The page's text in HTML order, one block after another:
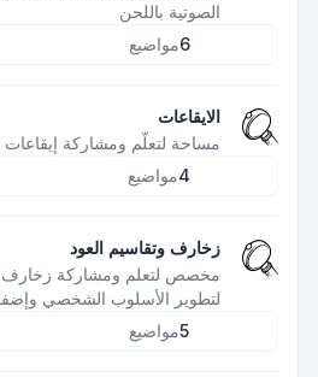
الصوتية باللحن
6مواضيع
الايقاعات
مساحة لتعلّم ومشاركة إيقاعات
4مواضيع
زخارف وتقاسيم العود
مخصص لتعلم ومشاركة زخارف
لتطوير الأسلوب الشخصي
5مواضيع